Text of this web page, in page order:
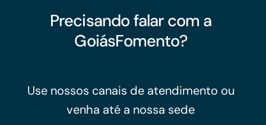
Precisando falar com a
GoiásFomento?
Use nossos canais de atendimento ou
venha até a nossa sede